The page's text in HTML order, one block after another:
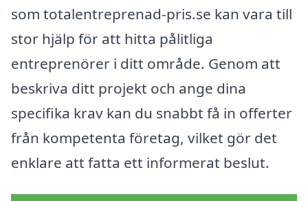
som totalentreprenad-pris.se kan vara till
stor hjälp för att hitta pålitliga
entreprenörer i ditt område. Genom att
beskriva ditt projekt och ange dina
specifika krav kan du snabbt få in offerter
från kompetenta företag, vilket gör det
enklare att fatta ett informerat beslut.